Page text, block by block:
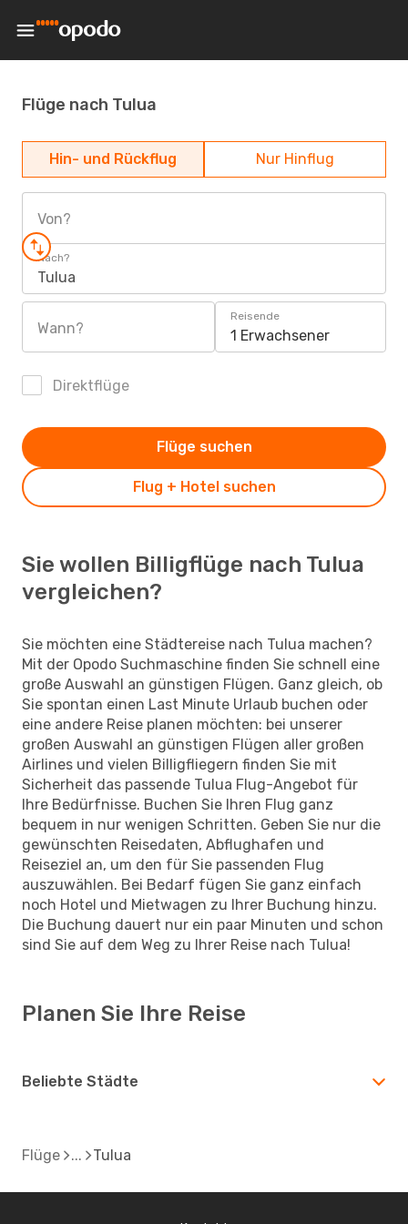
Flüge nach Tulua
Hin- und Rückflug Nur Hinflug
Von?
Nach?
Tulua
Wann?
Reisende
1 Erwachsener
Direktflüge
Flug + Hotel suchen
Flüge suchen
Sie wollen Billigflüge nach Tulua
vergleichen?
Sie möchten eine Städtereise nach Tulua machen?
Mit der Opodo Suchmaschine finden Sie schnell eine
große Auswahl an günstigen Flügen. Ganz gleich, ob
Sie spontan einen Last Minute Urlaub buchen oder
eine andere Reise planen möchten: bei unserer
großen Auswahl an günstigen Flügen aller großen
Airlines und vielen Billigfliegern finden Sie mit
Sicherheit das passende Tulua Flug-Angebot für
Ihre Bedürfnisse. Buchen Sie Ihren Flug ganz
bequem in nur wenigen Schritten. Geben Sie nur die
gewünschten Reisedaten, Abflughafen und
Reiseziel an, um den für Sie passenden Flug
auszuwählen. Bei Bedarf fügen Sie ganz einfach
noch Hotel und Mietwagen zu Ihrer Buchung hinzu.
Die Buchung dauert nur ein paar Minuten und schon
sind Sie auf dem Weg zu Ihrer Reise nach Tulua!
Planen Sie Ihre Reise
Beliebte Städte
Flüge Tulua